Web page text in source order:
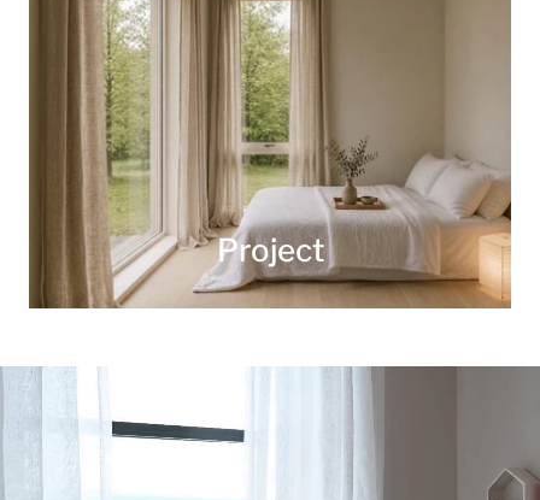
Project